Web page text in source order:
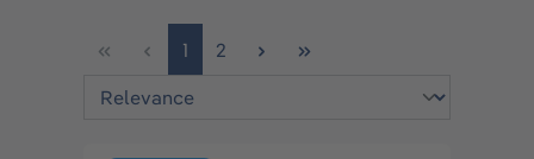
Page
1 Page
2